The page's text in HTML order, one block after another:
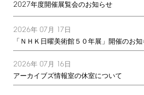
2027年度開催展覧会のお知らせ
2026年 07月 17 日
「ＮＨＫ日曜美術館５０年展」開催のお
2026年 07月 16 日
アーカイブズ情報室の休室について